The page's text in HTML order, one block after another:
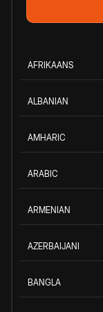
AFRIKAANS
ALBANIAN
AMHARIC
ARABIC
ARMENIAN
AZERBAIJANI
BANGLA